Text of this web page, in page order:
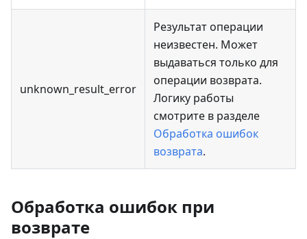
unknown_result_error
Результат операции
неизвестен. Может
выдаваться только для
операции возврата.
Логику работы
смотрите в разделе
Обработка ошибок
возврата.
Обработка ошибок при
возврате